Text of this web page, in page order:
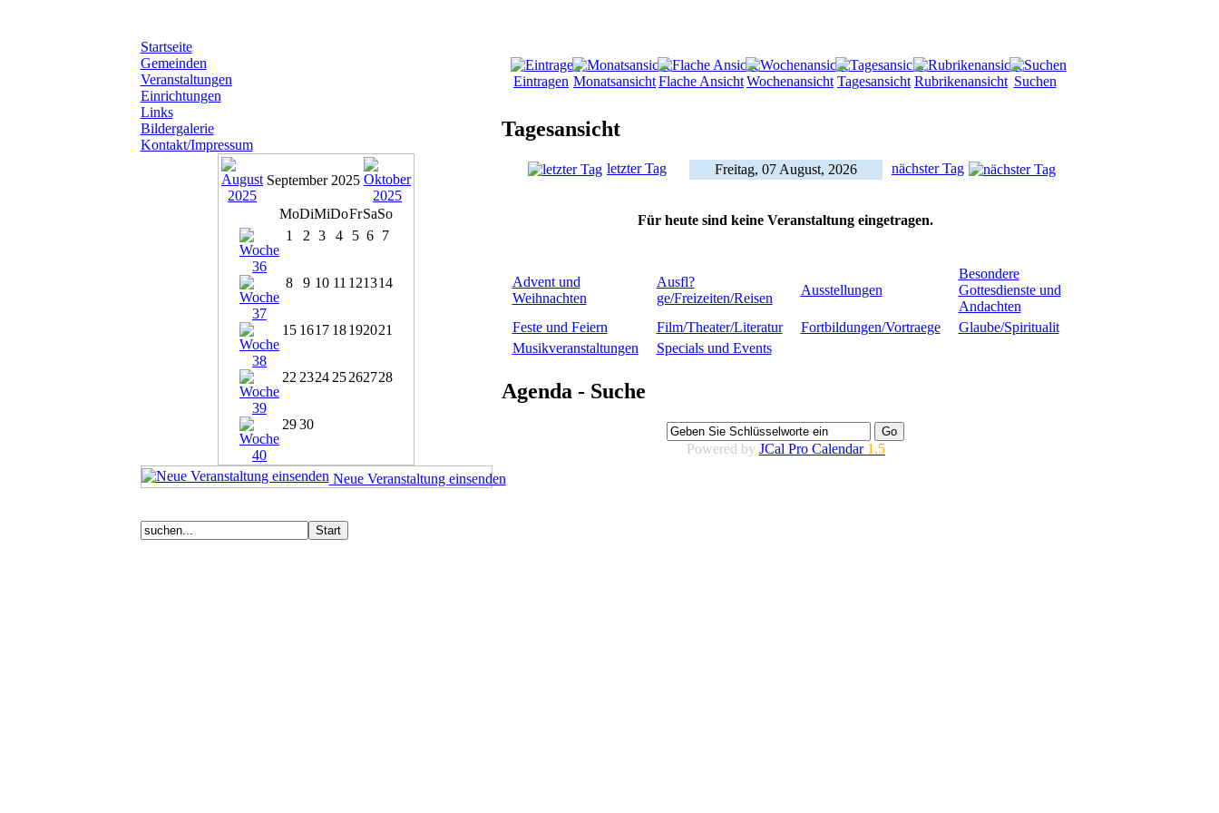
Startseite
Gemeinden
Veranstaltungen
Einrichtungen
Links
Bildergalerie
Kontakt/Impressum
September 2025
MoDiMiDoFrSaSo
1
2 3 4 5 6 7
8 9 10 11 121314
15 1617 18192021
22 2324 25262728
2930
Neue Veranstaltung einsenden
Eintragen MonatsansichtFlache AnsichtWochenansicht Tagesansicht Rubrikenansicht Suchen
Tagesansicht
letzter Tag Freitag, 07 August, 2026 nächster Tag
Für heute sind keine Veranstaltung eingetragen.
Advent und
Weihnachten
Ausfl?
ge/Freizeiten/Reisen
Ausstellungen
Besondere
Gottesdienste und
Andachten
Feste und Feiern
Film/Theater/Literatur Fortbildungen/Vortraege
Glaube/Spiritualit
Musikveranstaltungen
Specials und Events
Agenda - Suche
Powered by JCal Pro Calendar 1.5